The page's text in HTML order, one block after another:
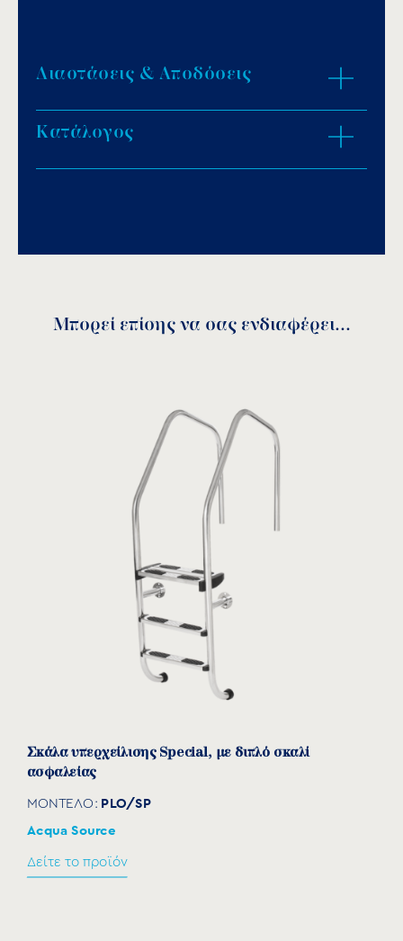
Διαστάσεις & Αποδόσεις
Κατάλογος
Μπορεί επίσης να σας ενδιαφέρει...
Σκάλα υπερχείλισης Special, με διπλό σκαλί
ασφαλείας
ΜΟΝΤΕΛΟ: PLO/SP
Acqua Source
Δείτε το προϊόν